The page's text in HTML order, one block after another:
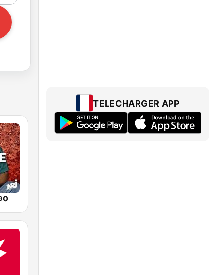
TELECHARGER APP